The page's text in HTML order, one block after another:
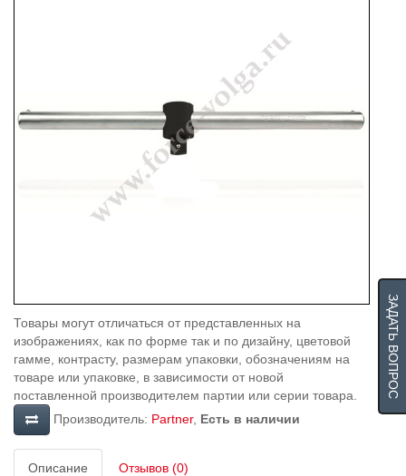
Товары могут отличаться от представленных на
изображениях, как по форме так и по дизайну, цветовой
гамме, контрасту, размерам упаковки, обозначениям на
товаре или упаковке, в зависимости от новой
поставленной производителем партии или серии товара.
Производитель: Partner, Есть в наличии
Описание Отзывов (0)
ЗАДАТЬ ВОПРОС